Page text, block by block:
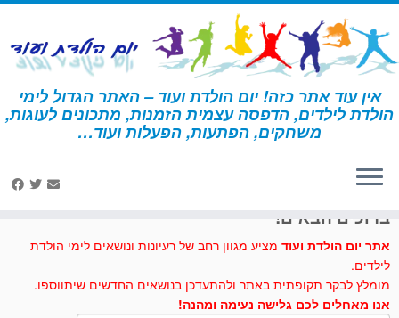
דלג
לתוכן
אין עוד אתר כזה! יום הולדת ועוד – האתר הגדול לימי
הולדת לילדים, הדפסה עצמית הזמנות, מתכונים לעוגות,
משחקים, הפתעות, הפעלות ועוד… דף הבית » מתכונים לעוגות וכיבוד » חייזרים מ…מרשמלו
ברוכים הבאים!
אתר יום הולדת ועוד מציע מגוון רחב של רעיונות ונושאים לימי הולדת
לילדים.
מומלץ לבקר תקופתית באתר ולהתעדכן בנושאים החדשים שיתווספו.
אנו מאחלים לכם גלישה נעימה ומהנה!